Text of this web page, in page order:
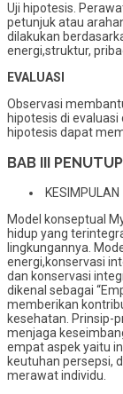
Uji hipotesis.
petunjuk atau
dilakukan
energi,struktur,
EVALUASI
Observasi
hipotesis di
hipotesis dapat
BAB III
KESIMPULAN
Model konseptual
hidup yang
lingkungannya.
energi,konservasi
dan konservasi
dikenal sebagai
memberikan
kesehatan. Prinsip-
menjaga
empat aspek yaitu
keutuhan persepsi,
merawat individu.